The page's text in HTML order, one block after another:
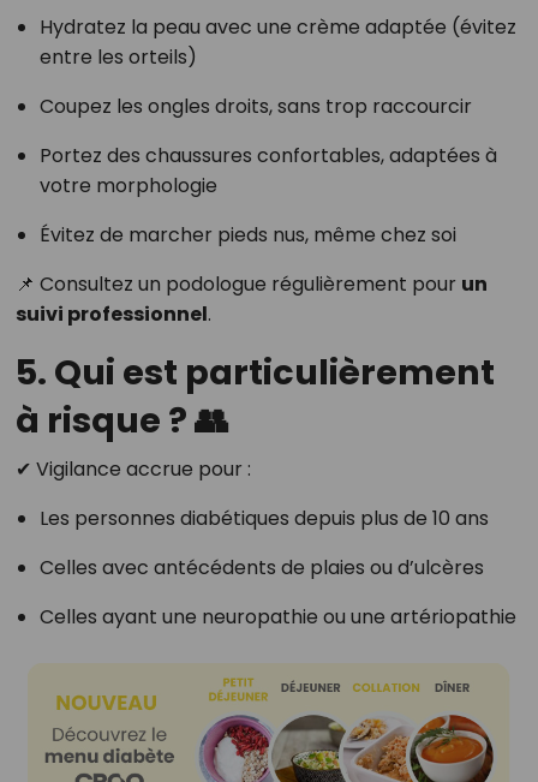
Hydratez la peau avec une crème adaptée (évitez
entre les orteils)
Coupez les ongles droits, sans trop raccourcir
Portez des chaussures confortables, adaptées à
votre morphologie
Évitez de marcher pieds nus, même chez soi
📌 Consultez un podologue régulièrement pour un
suivi professionnel.
5. Qui est particulièrement
à risque ? 👥
✔ Vigilance accrue pour :
Les personnes diabétiques depuis plus de 10 ans
Celles avec antécédents de plaies ou d’ulcères
Celles ayant une neuropathie ou une artériopathie